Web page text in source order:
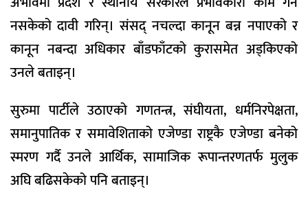
नसकेको दावी गरिन्। संसद् नचल्दा कानून बन्न नपाएको र
कानून नबन्दा अधिकार बाँडफाँटको कुरासमेत अड्किएको
उनले बताइन्।
सुरुमा पार्टीले उठाएको गणतन्त्र, संघीयता, धर्मनिरपेक्षता,
समानुपातिक र समावेशिताको एजेण्डा राष्ट्रकै एजेण्डा बनेको
स्मरण गर्दै उनले आर्थिक, सामाजिक रूपान्तरणतर्फ मुलुक
अघि बढिसकेको पनि बताइन्।